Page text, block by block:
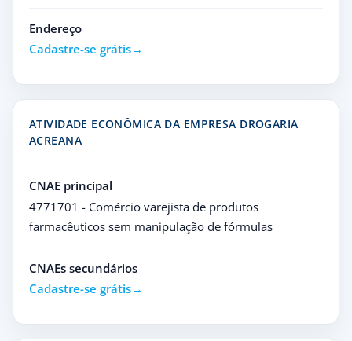
Endereço
Cadastre-se grátis
ATIVIDADE ECONÔMICA DA EMPRESA DROGARIA
ACREANA
CNAE principal
4771701 - Comércio varejista de produtos
farmacêuticos sem manipulação de fórmulas
CNAEs secundários
Cadastre-se grátis